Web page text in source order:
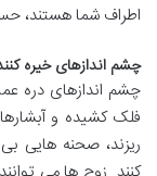
اطراف شما هستند،
چشم اندازهای خیره
چشم اندازهای دره
فلک کشیده و
ریزند، صحنه هایی